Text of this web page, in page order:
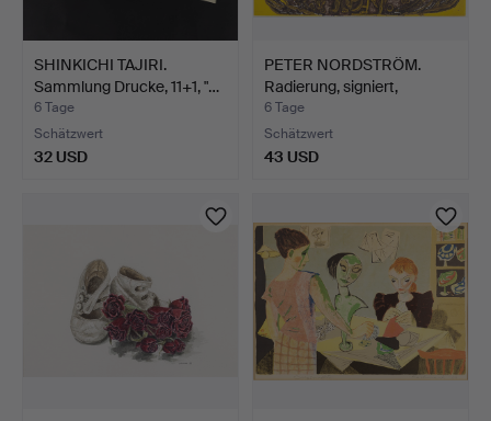
SHINKICHI TAJIRI.
Sammlung Drucke, 11+1, "…
6 Tage
Schätzwert
32 USD
PETER NORDSTRÖM.
Radierung, signiert,
numm…
6 Tage
Schätzwert
43 USD